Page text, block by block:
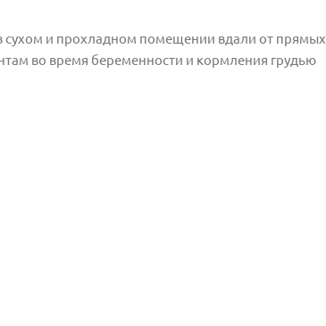
сухом и прохладном помещении вдали от прямых
во время беременности и кормления грудью